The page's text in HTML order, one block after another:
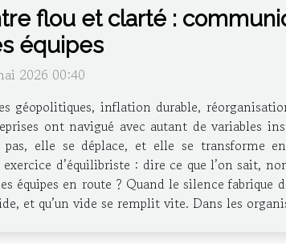
flou et clarté :
équipes
2026 00:40
géopolitiques, inflation durable,
ont navigué avec autant de variables
pas, elle se déplace, et elle se transforme
d’équilibriste : dire ce que l’on sait,
équipes en route ? Quand le silence fabrique
et qu’un vide se remplit vite. Dans les